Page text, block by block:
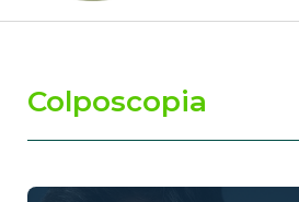
Colposcopia